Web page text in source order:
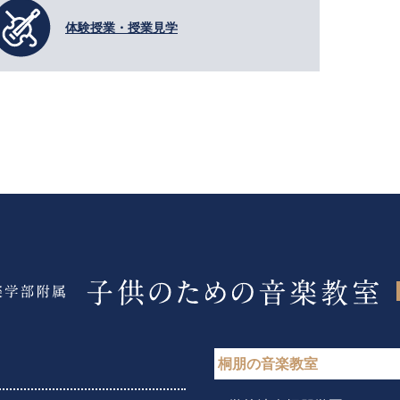
体験授業・授業見学
桐朋の音楽教室